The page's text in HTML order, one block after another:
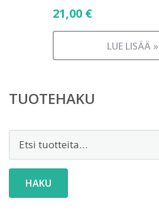
21,00 €
LUE LISÄÄ »
TUOTEHAKU
Etsi:
HAKU